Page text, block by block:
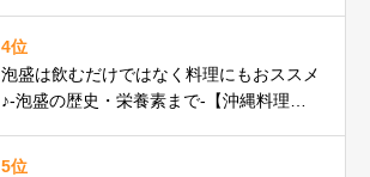
4位
泡盛は飲むだけではなく料理にもおススメ
♪-泡盛の歴史・栄養素まで-【沖縄料理研
5位